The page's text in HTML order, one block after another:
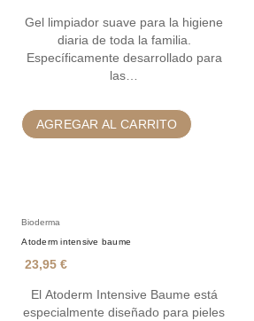
Gel limpiador suave para la higiene
diaria de toda la familia.
Específicamente desarrollado para
las…
AGREGAR AL CARRITO
Bioderma
Atoderm intensive baume
23,95 €
El Atoderm Intensive Baume está
especialmente diseñado para pieles